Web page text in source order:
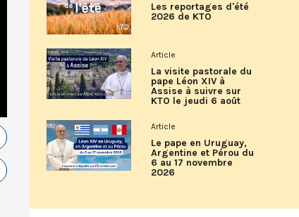
Les reportages d'été
2026 de KTO
Article
La visite pastorale du
pape Léon XIV à
Assise à suivre sur
KTO le jeudi 6 août
Article
Le pape en Uruguay,
Argentine et Pérou du
6 au 17 novembre
2026